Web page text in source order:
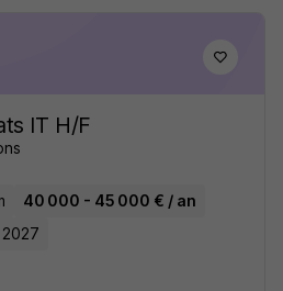
IT H/F
40 000 - 45 000 € / an